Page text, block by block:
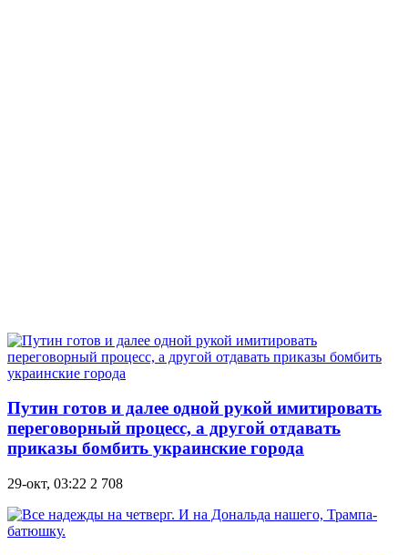
Путин готов и далее одной рукой имитировать
переговорный процесс, а другой отдавать
приказы бомбить украинские города
29-окт, 03:22 2 708